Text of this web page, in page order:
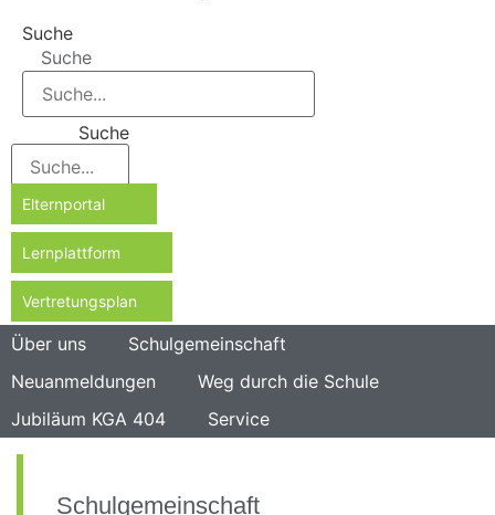
Suche
Suche
Suche
Elternportal
Lernplattform
Vertretungsplan
Über uns
Schulgemeinschaft
Neuanmeldungen
Weg durch die Schule
Jubiläum KGA 404
Service
Schulgemeinschaft